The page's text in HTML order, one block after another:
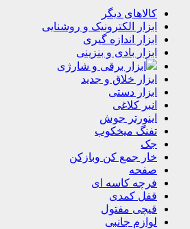
کالاهای دیگر
ابزار الکترونیک و روشنایی
ابزار اندازه گیری
ابزار بادی و بنزینی
ابزار برقی و شارژی
ابزار خلاق و جدید
ابزار دستی
انبر کلاغی
اینورتر جوش
تفنگ میخکوب
جک
خار جمع کن وبازکن
صفحه
فرچه کاسه ای
قفل کمدی
قیچی مفتول
لوازم جانبی